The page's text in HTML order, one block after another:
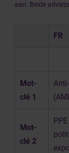
aan. Beide
FR
Mot-
clé 1
Mot-
clé 2